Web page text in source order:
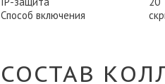
Способ включения
СОСТАВ